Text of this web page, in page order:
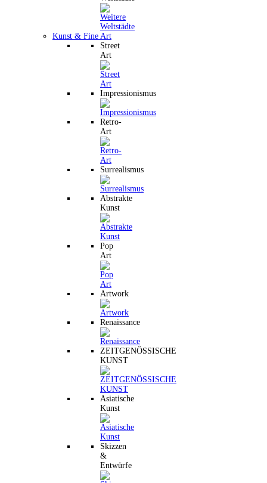
Kunst & Fine Art
Street
Art
Impressionismus
Retro-
Art
Surrealismus
Abstrakte
Kunst
Pop
Art
Artwork
Renaissance
ZEITGENÖSSISCHE
KUNST
Asiatische
Kunst
Skizzen
&
Entwürfe